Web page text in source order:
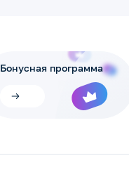
Бонусная программа